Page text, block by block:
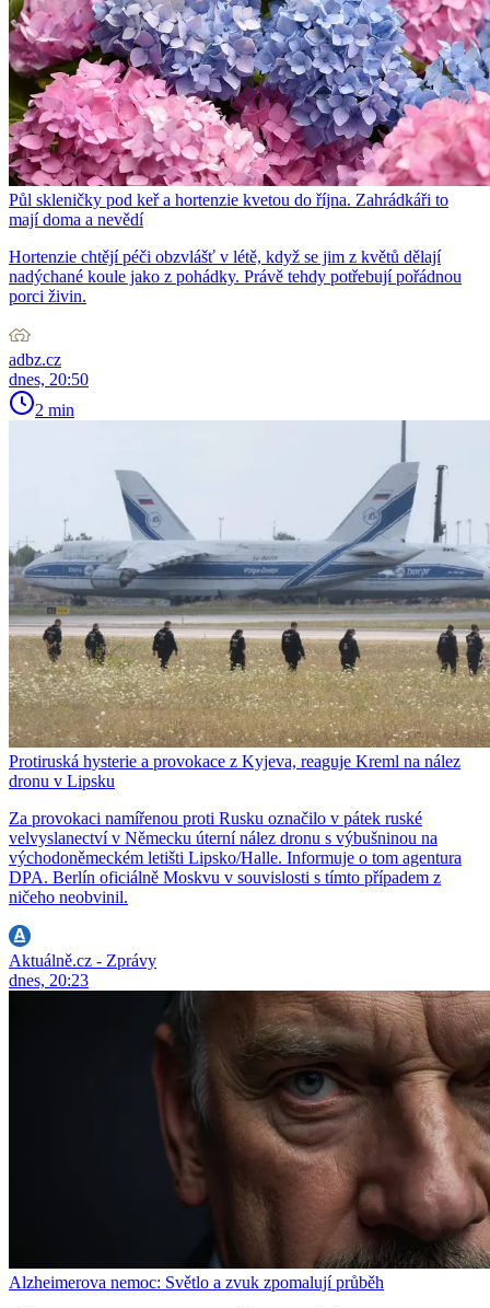
Půl skleničky pod keř a hortenzie kvetou do října. Zahrádkáři to
mají doma a nevědí
Hortenzie chtějí péči obzvlášť v létě, když se jim z květů dělají
nadýchané koule jako z pohádky. Právě tehdy potřebují pořádnou
porci živin.
adbz.cz
dnes, 20:50
2 min
Protiruská hysterie a provokace z Kyjeva, reaguje Kreml na nález
dronu v Lipsku
Za provokaci namířenou proti Rusku označilo v pátek ruské
velvyslanectví v Německu úterní nález dronu s výbušninou na
východoněmeckém letišti Lipsko/Halle. Informuje o tom agentura
DPA. Berlín oficiálně Moskvu v souvislosti s tímto případem z
ničeho neobvinil.
Aktuálně.cz - Zprávy
dnes, 20:23
Alzheimerova nemoc: Světlo a zvuk zpomalují průběh